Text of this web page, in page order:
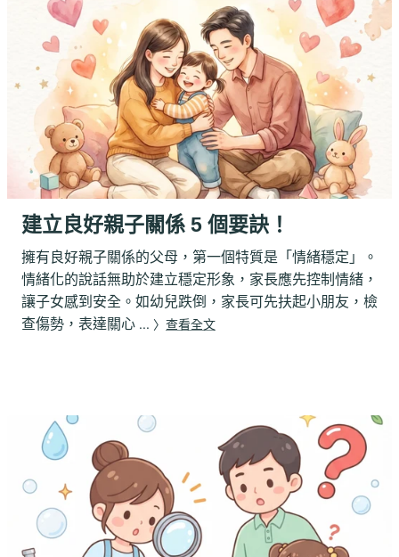
建立良好親子關係 5 個要訣！
擁有良好親子關係的父母，第一個特質是「情緒穩定」。
情緒化的說話無助於建立穩定形象，家長應先控制情緒，
讓子女感到安全。如幼兒跌倒，家長可先扶起小朋友，檢
查傷勢，表達關心 ... 〉 查看全文